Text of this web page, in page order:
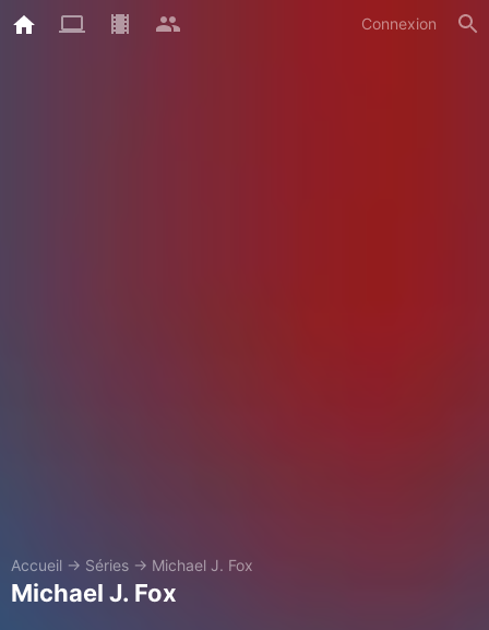
Connexion
Accueil → Séries → Michael J. Fox
Michael J. Fox